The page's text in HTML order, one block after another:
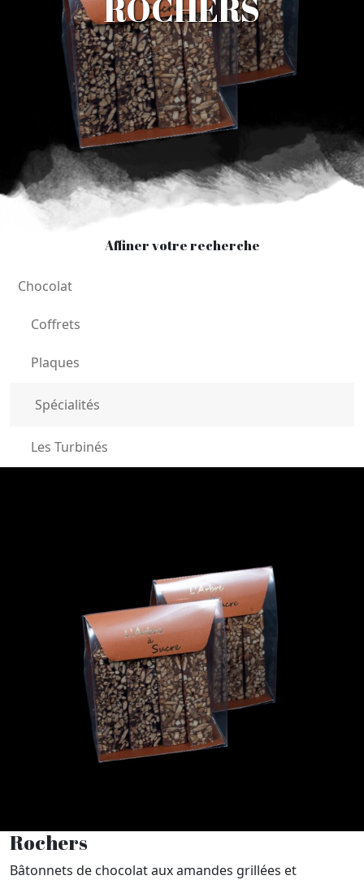
ROCHERS
Affiner votre recherche
Chocolat
Coffrets
Plaques
Spécialités
Les Turbinés
Rochers
Bâtonnets de chocolat aux amandes grillées et